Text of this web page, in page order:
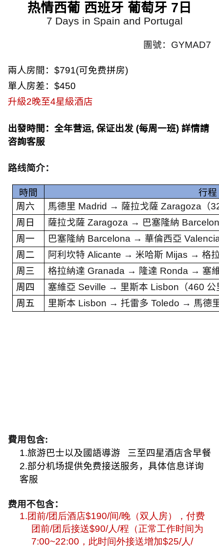
热情西葡 西班牙 葡萄牙 7 日
7 Days in Spain and Portugal
團號： GYMAD7
兩人房間： $791(可免费拼房)
單人房差： $450
升級2晚至4星級酒店
出發時間： 全年营运, 保证出发 (每周一班) 詳情請
咨詢客服
路线简介：
時間
行程
周六
馬德里 Madrid → 薩拉戈薩 Zaragoza （
周日
薩拉戈薩 Zaragoza → 巴塞隆納
周一
巴塞隆納 Barcelona → 華倫西亞
周二
阿利坎特 Alicante → 米哈斯 Mijas →格
周三
格拉納達 Granada → 隆達 Ronda → 塞
周四
塞維亞 Seville → 里斯本 Lisbon （460 公
周五
里斯本 Lisbon →托雷多 Toledo → 馬德
費用包含:
1.旅游巴士以及國語導游
三至四星酒店含早餐
2.部分机场提供免费接送服务，具体信息详询
客服
费用不包含：
1.团前/团后酒店$190/间/晚（双人房），付费
团前/团后接送$90/人/程（正常工作时间为
7:00~22:00 ，此时间外接送增加$25/人/